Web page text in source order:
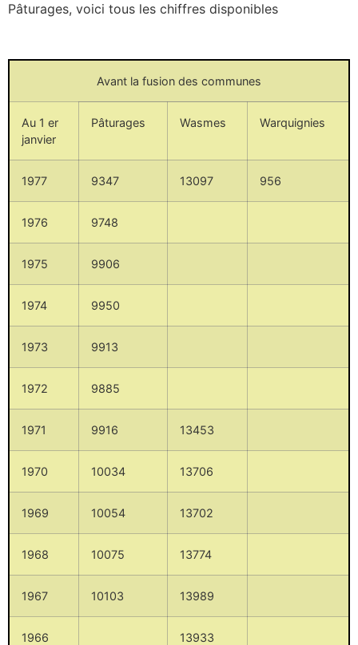
Pâturages, voici tous les chiffres disponibles
Avant la fusion des communes
Au 1 er
janvier
Pâturages Wasmes Warquignies
1977 9347 13097 956
1976 9748
1975 9906
1974 9950
1973 9913
1972 9885
1971 9916 13453
1970 10034 13706
1969 10054 13702
1968 10075 13774
1967 10103 13989
1966 13933